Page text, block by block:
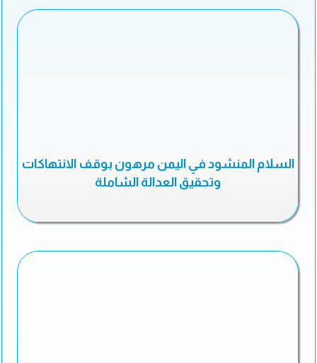
السلام المنشود في اليمن مرهون بوقف الانتهاكات
وتحقيق العدالة الشاملة